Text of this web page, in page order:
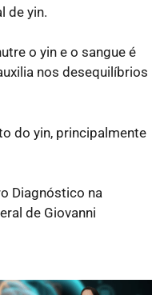
de yin.
o yin e o sangue é
nos desequilíbrios
do yin, principalmente
Diagnóstico na
de Giovanni